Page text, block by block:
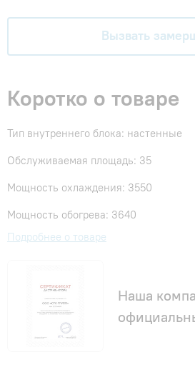
Вызвать
Коротко о товаре
Тип внутреннего блока: настенные
Обслуживаемая площадь: 35
Мощность охлаждения: 3550
Мощность обогрева: 3640
Подробнее о товаре
Наша